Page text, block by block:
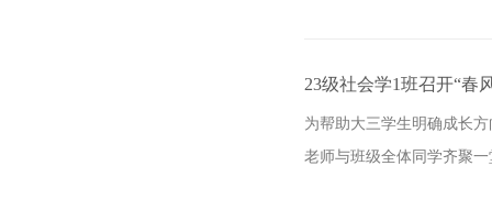
23级社会学1班召开“春
为帮助大三学生明确成长
老师与班级全体同学齐聚